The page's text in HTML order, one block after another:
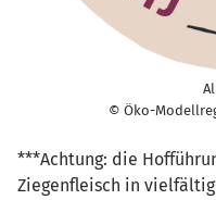
© Öko-
***Achtung: die
Ziegenfleisch in